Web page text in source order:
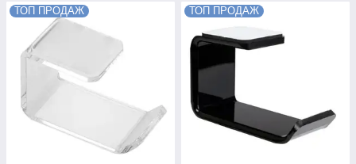
ТОП ПРОДАЖ ТОП ПРОДАЖ